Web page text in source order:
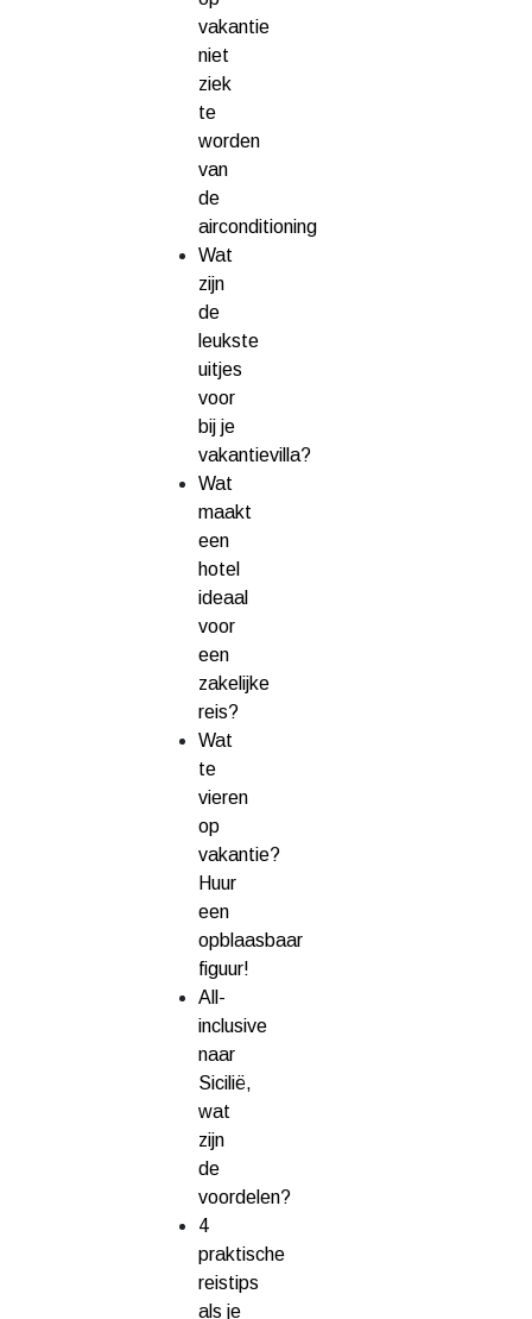
vakantie
niet
ziek
te
worden
van
de
airconditioning
Wat
zijn
de
leukste
uitjes
voor
bij je
vakantievilla?
Wat
maakt
een
hotel
ideaal
voor
een
zakelijke
reis?
Wat
te
vieren
op
vakantie?
Huur
een
opblaasbaar
figuur!
All-
inclusive
naar
Sicilië,
wat
zijn
de
voordelen?
4
praktische
reistips
als je